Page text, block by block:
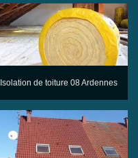
Isolation de toiture 08 Ardennes